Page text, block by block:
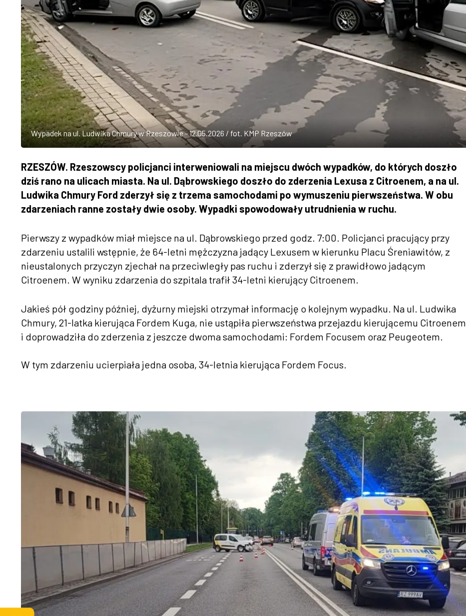
Wypadek na ul. Ludwika Chmury w Rzeszowie - 12.05.2026 / fot. KMP Rzeszów
RZESZÓW. Rzeszowscy policjanci interweniowali na miejscu dwóch wypadków, do których doszło
dziś rano na ulicach miasta. Na ul. Dąbrowskiego doszło do zderzenia Lexusa z Citroenem, a na ul.
Ludwika Chmury Ford zderzył się z trzema samochodami po wymuszeniu pierwszeństwa. W obu
zdarzeniach ranne zostały dwie osoby. Wypadki spowodowały utrudnienia w ruchu.
Pierwszy z wypadków miał miejsce na ul. Dąbrowskiego przed godz. 7:00. Policjanci pracujący przy
zdarzeniu ustalili wstępnie, że 64-letni mężczyzna jadący Lexusem w kierunku Placu Śreniawitów, z
nieustalonych przyczyn zjechał na przeciwległy pas ruchu i zderzył się z prawidłowo jadącym
Citroenem. W wyniku zdarzenia do szpitala trafił 34-letni kierujący Citroenem.
Jakieś pół godziny później, dyżurny miejski otrzymał informację o kolejnym wypadku. Na ul. Ludwika
Chmury, 21-latka kierująca Fordem Kuga, nie ustąpiła pierwszeństwa przejazdu kierującemu Citroenem
i doprowadziła do zderzenia z jeszcze dwoma samochodami: Fordem Focusem oraz Peugeotem.
W tym zdarzeniu ucierpiała jedna osoba, 34-letnia kierująca Fordem Focus.